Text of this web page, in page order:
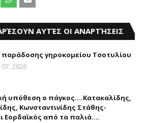
ΑΥΤΈΣ ΟΙ ΑΝΑΡΤΉΣΕΙΣ
παράδοσης γηροκομείου Τσοτυλίου
07, 2026
υπόθεση ο πάγκος....Κατακαλίδης,
Κωνσταντινίδης Στάθης-
Εορδαϊκός από τα παλιά....